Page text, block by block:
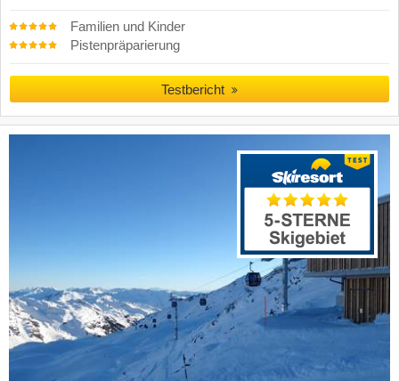
Familien und Kinder
Pistenpräparierung
Testbericht